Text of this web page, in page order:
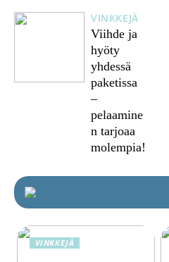
VINKKEJÄ
Viihde ja
hyöty
yhdessä
paketissa
–
pelaamine
n tarjoaa
molempia!
VINKKEJÄ